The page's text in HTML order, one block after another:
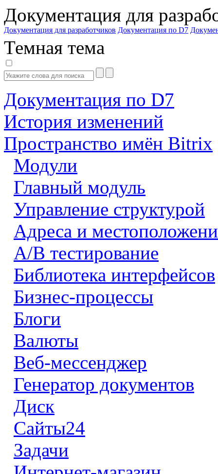
Документация для
Документация для разработчиков Документация по D7
Темная тема
Документация по D7
История изменений
Пространство имён Bitrix
Модули
Главный модуль
Управление структурой
Адреса и
А/В тестирование
Библиотека интерфейсов
Бизнес-процессы
Блоги
Валюты
Веб-мессенджер
Генератор документов
Диск
Сайты24
Задачи